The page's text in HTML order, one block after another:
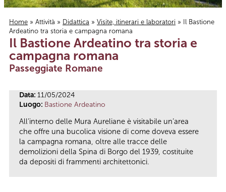
Tu sei qui
Home » Attività » Didattica » Visite, itinerari e laboratori » Il Bastione
Ardeatino tra storia e campagna romana
Il Bastione Ardeatino tra storia e
campagna romana
Passeggiate Romane
Data: 11/05/2024
Luogo: Bastione Ardeatino
All’interno delle Mura Aureliane è visitabile un’area
che offre una bucolica visione di come doveva essere
la campagna romana, oltre alle tracce delle
demolizioni della Spina di Borgo del 1939, costituite
da depositi di frammenti architettonici.